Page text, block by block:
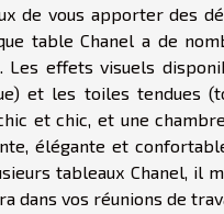
de vous apporter des
table Chanel a de
Les effets visuels
et les toiles tendues
et chic, et une
élégante et
tableaux Chanel, il
dans vos réunions de